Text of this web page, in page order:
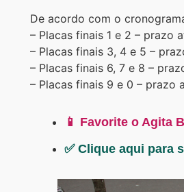
De acordo com o
– Placas finais 1 e 2 – prazo
– Placas finais 3, 4 e 5 –
– Placas finais 6, 7 e 8 –
– Placas finais 9 e 0 – prazo
📱 Favorite o Agita
✅ Clique aqui para